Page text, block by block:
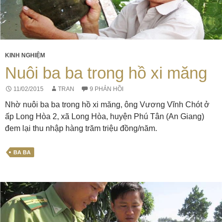
KINH NGHIỆM
Nuôi ba ba trong hồ xi măng
11/02/2015 TRAN 9 PHẢN HỒI
Nhờ nuôi ba ba trong hồ xi măng, ông Vương Vĩnh Chót ở
ấp Long Hòa 2, xã Long Hòa, huyện Phú Tân (An Giang)
đem lại thu nhập hàng trăm triệu đồng/năm.
BA BA